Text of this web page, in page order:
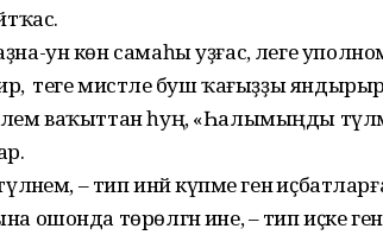
ун көн самаһы уҙғас, әлеге
ә теге мисәтле буш ҡағыҙҙы
ваҡыттан һуң, «Һалымыңды
– тип инәй күпме генә
ошонда төрөлгән ине, – тип иҫке